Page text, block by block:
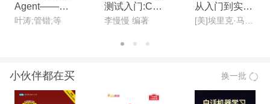
机器学习算法在数据分析中的应用。 本书给出了大
量示例和项目，可以帮助读者掌握一线技能，真正解
马国俊，计算专业硕士，教授，从业20余年，主要从
事大数据技术的教学、项目发与研究工作，先后在国
Agent——手
把手教你用扣
叶涛;管锴;等
测试入门:CA
RLA实战
李慢慢 编著
从入门到实践
(第3版)
小伙伴都在买 换一批